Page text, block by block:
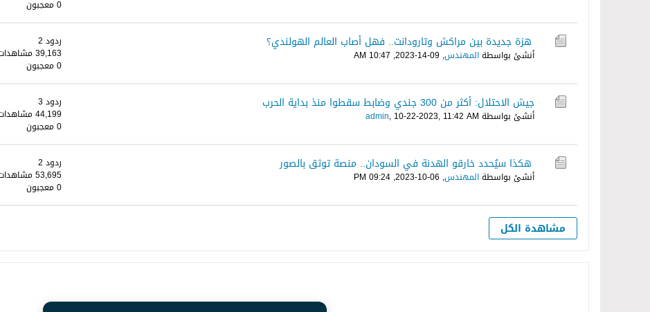
0 معجبون
هزة جديدة بين مراكش وتارودانت.. فهل أصاب العالم الهولندي؟
أنشئ بواسطةالمهندس,
09-14-2023, 10:47 AM
ردود 2
39,163 مشاهدات
0 معجبون
جيش الاحتلال: أكثر من 300 جندي وضابط سقطوا منذ بداية الحرب
أنشئ بواسطة admin, 10-22-2023, 11:42 AM
ردود 3
44,199 مشاهدات
0 معجبون
هكذا سيُحدد خارقو الهدنة في السودان.. منصة توثق بالصور
أنشئ بواسطةالمهندس,
06-10-2023, 09:24 PM
ردود 2
53,695 مشاهدات
0 معجبون
مشاهدة الكل